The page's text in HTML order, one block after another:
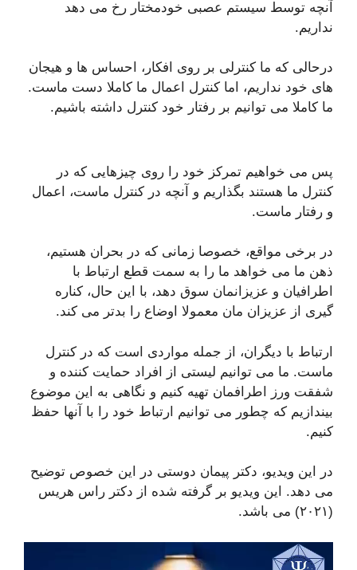
آنچه توسط سیستم عصبی خودمختار رخ می دهد
نداریم.
درحالی که ما کنترلی بر روی افکار، احساس ها و هیجان
های خود نداریم، اما کنترل اعمال ما کاملا دست ماست.
ما کاملا می توانیم بر رفتار خود کنترل داشته باشیم.
پس می خواهیم تمرکز خود را روی چیزهایی که در
کنترل ما هستند بگذاریم و آنچه در کنترل ماست، اعمال
و رفتار ماست.
در برخی مواقع، خصوصا زمانی که در بحران هستیم،
ذهن ما می خواهد ما را به سمت قطع ارتباط با
اطرافیان و عزیزانمان سوق دهد، با این حال، کناره
گیری از عزیزان مان معمولا اوضاع را بدتر می کند.
ارتباط با دیگران، از جمله مواردی است که در کنترل
ماست. ما می توانیم لیستی از افراد حمایت کننده و
شفقت ورز اطرافمان تهیه کنیم و نگاهی به این موضوع
بیندازیم که چطور می توانیم ارتباط خود را با آنها حفظ
کنیم.
در این ویدیو، دکتر پیمان دوستی در این خصوص توضیح
می دهد. این ویدیو بر گرفته شده از دکتر راس هریس
(۲۰۲۱) می باشد.